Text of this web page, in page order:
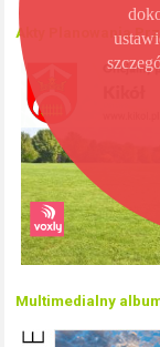
Akty Planowania
Multimedialny